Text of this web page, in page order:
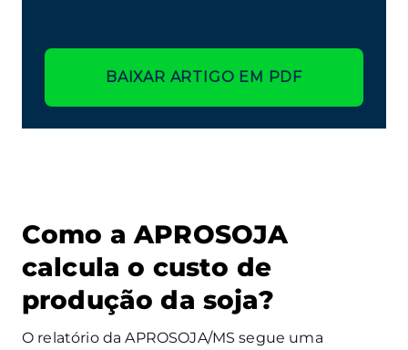
BAIXAR ARTIGO EM PDF
Como a APROSOJA
calcula o custo de
produção da soja?
O relatório da APROSOJA/MS segue uma